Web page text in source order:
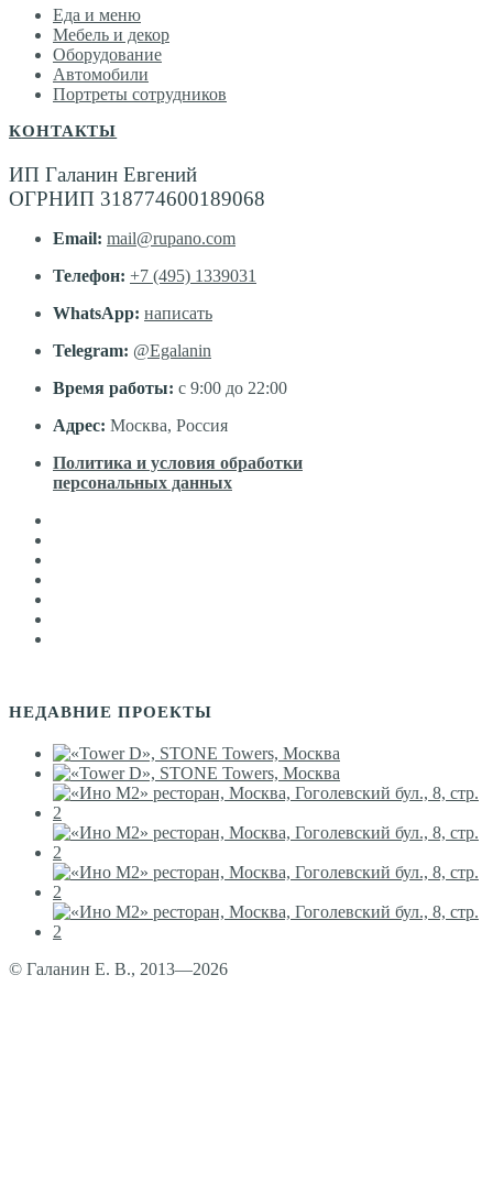
Еда и меню
Мебель и декор
Оборудование
Автомобили
Портреты сотрудников
КОНТАКТЫ
ИП Галанин Евгений
ОГРНИП 318774600189068
Email: mail@rupano.com
Телефон: +7 (495) 1339031
WhatsApp: написать
Telegram: @Egalanin
Время работы: с 9:00 до 22:00
Адрес: Москва, Россия
Политика и условия обработки
персональных данных
НЕДАВНИЕ ПРОЕКТЫ
© Галанин Е. В., 2013—2026